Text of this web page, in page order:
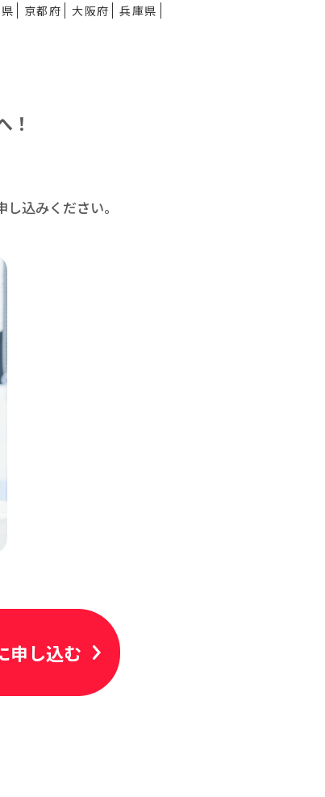
京都府 大阪府
兵庫県
！
し込みください。
申し込む